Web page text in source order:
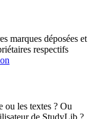
marques déposées et
respectifs
ou les textes ? Ou